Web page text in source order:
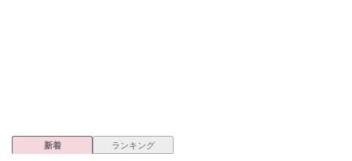
新着 ランキング